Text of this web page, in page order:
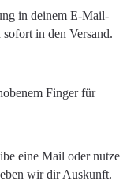
in deinem E-Mail-
in den Versand.
eine Mail oder nutze
wir dir Auskunft.